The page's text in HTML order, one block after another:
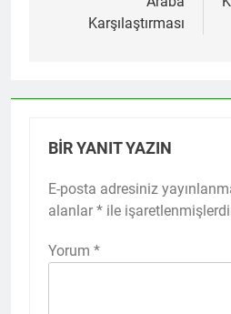
Karşılaştırması
BIR YANIT YAZIN
E-posta adresiniz
alanlar * ile
Yorum *